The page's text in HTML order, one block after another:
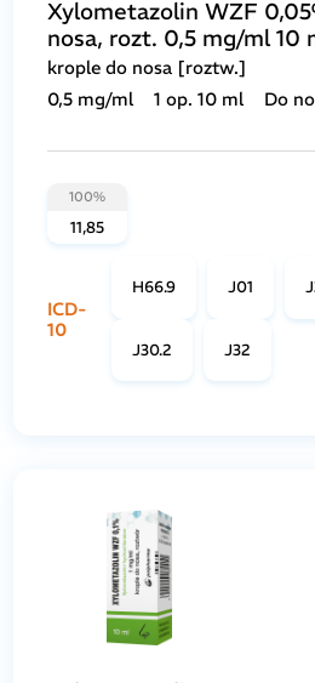
Xylometazolin WZF
nosa, rozt. 0,5 mg/ml 10
krople do nosa [roztw.]
0,5 mg/ml
1 op. 10 ml Do
100%
11,85
ICD-
10
H66.9 J01
J30.2 J32